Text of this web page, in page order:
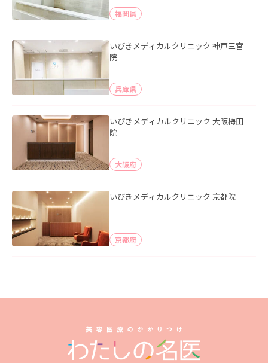
福岡県
いびきメディカルクリニック 神戸三宮
院
兵庫県
いびきメディカルクリニック 大阪梅田
院
大阪府
いびきメディカルクリニック 京都院
京都府